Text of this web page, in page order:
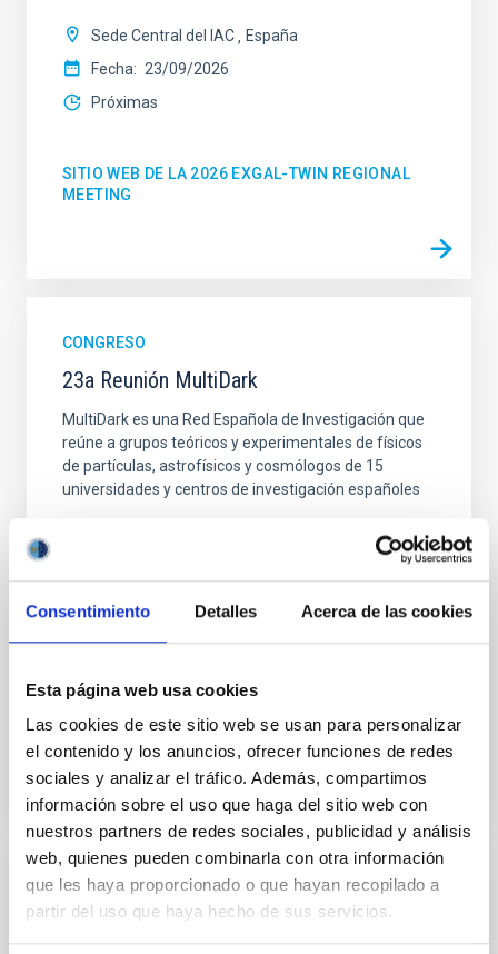
Consentimiento Detalles Acerca de las cookies
Esta página web usa cookies
Las cookies de este sitio web se usan para personalizar
el contenido y los anuncios, ofrecer funciones de redes
sociales y analizar el tráfico. Además, compartimos
información sobre el uso que haga del sitio web con
nuestros partners de redes sociales, publicidad y análisis
web, quienes pueden combinarla con otra información
que les haya proporcionado o que hayan recopilado a
partir del uso que haya hecho de sus servicios.
Sede Central del IAC
España
Fecha
23/09/2026
Próximas
SITIO WEB DE LA 2026 EXGAL-TWIN REGIONAL
MEETING
CONGRESO
23a Reunión MultiDark
MultiDark es una Red Española de Investigación que
reúne a grupos teóricos y experimentales de físicos
de partículas, astrofísicos y cosmólogos de 15
universidades y centros de investigación españoles
"Salón de actos" del "Museo de las Ciencias y el
Cosmos" en San Cristóbal de La Laguna en
frente al edificio principal del Instituto de
Astrofísica de Canarias
SITIO WEB DE LA 23A REUNIÓN MULTIDARK
CONGRESO
Substellar Astrophysics 2026